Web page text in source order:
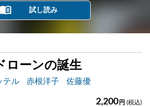
試し読み
ローンの誕生
テル 赤根洋子 佐藤優
2,200 円 (税込)